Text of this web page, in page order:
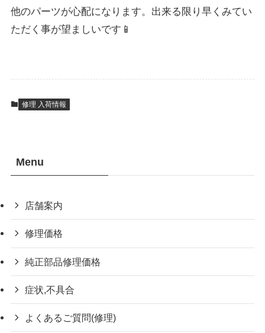
他のパーツが心配になります。出来る限り早くみてい
ただく事が望ましいです📱
修理 入荷情報
Menu
店舗案内
修理価格
純正部品修理価格
症状,不具合
よくあるご質問(修理)